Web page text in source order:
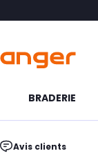
BRADERIE
Avis clients